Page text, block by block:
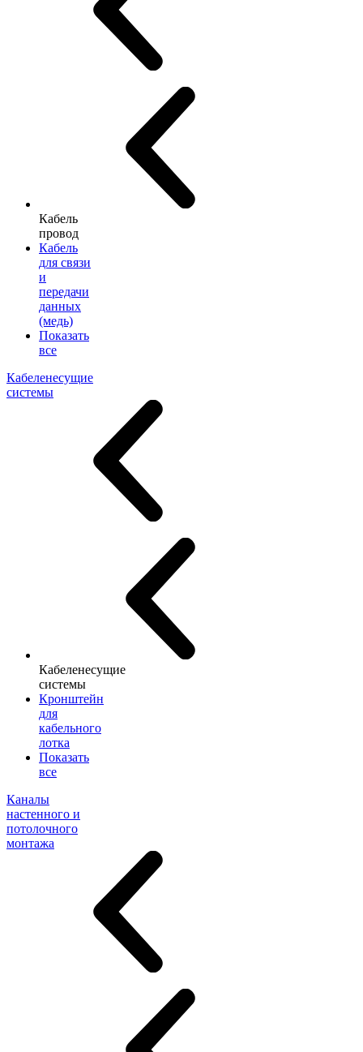
Кабель
провод
Кабель
для связи
и
передачи
данных
(медь)
Показать
все
Кабеленесущие
системы
Кабеленесущие
системы
Кронштейн
для
кабельного
лотка
Показать
все
Каналы
настенного и
потолочного
монтажа